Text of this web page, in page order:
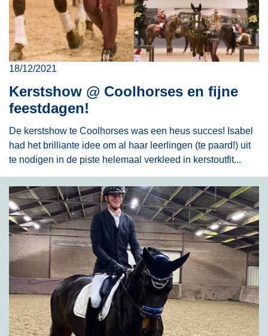
18/12/2021
Kerstshow @ Coolhorses en fijne
feestdagen!
De kerstshow te Coolhorses was een heus succes! Isabel
had het brilliante idee om al haar leerlingen (te paard!) uit
te nodigen in de piste helemaal verkleed in kerstoutfit...